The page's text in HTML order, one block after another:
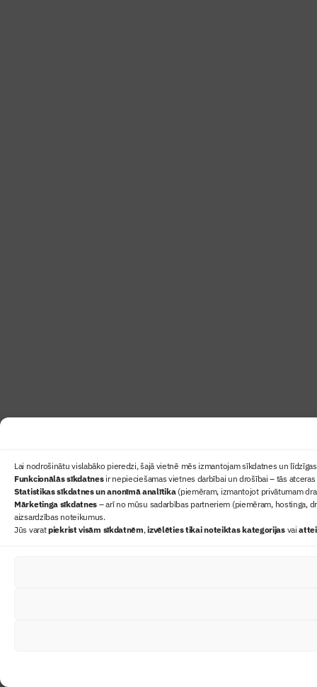
Lai nodrošinātu vislabāko pieredzi, šajā vietnē mēs izmantojam sīkdatnes un
Funkcionālās sīkdatnesir nepieciešamas vietnes darbībai un drošībai – tās
Statistikas sīkdatnes un anonīmā analītika(piemēram, izmantojot privātumam
Mārketinga sīkdatnes – arī no mūsu sadarbības partneriem (piemēram, hostinga,
aizsardzības noteikumus.
Jūs varatpiekrist visām sīkdatnēm,izvēlēties tikai noteiktas kategorijasvai